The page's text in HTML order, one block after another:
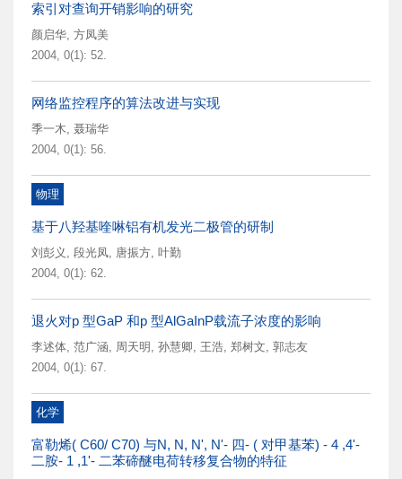
索引对查询开销影响的研究
颜启华, 方凤美
2004, 0(1): 52.
网络监控程序的算法改进与实现
季一木, 聂瑞华
2004, 0(1): 56.
物理
基于八羟基喹啉铝有机发光二极管的研制
刘彭义 , 段光凤, 唐振方, 叶勤
2004, 0(1): 62.
退火对p 型GaP 和p 型AlGaInP载流子浓度的影响
李述体, 范广涵, 周天明 , 孙慧卿, 王浩, 郑树文, 郭志友
2004, 0(1): 67.
化学
富勒烯( C60/ C70) 与N, N, N', N'- 四- ( 对甲基苯) - 4 ,4'-
二胺- 1 ,1'- 二苯碲醚电荷转移复合物的特征